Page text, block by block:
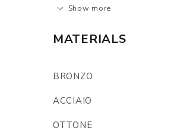
Show more
MATERIALS
BRONZO
ACCIAIO
OTTONE